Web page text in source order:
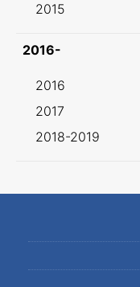
2015
2016-
2016
2017
2018-2019